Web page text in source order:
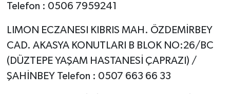
Telefon : 0506 7959241
LIMON ECZANESI KIBRIS MAH. ÖZDEMİRBEY
CAD. AKASYA KONUTLARI B BLOK NO:26/BC
(DÜZTEPE YAŞAM HASTANESİ ÇAPRAZI) /
ŞAHİNBEY Telefon : 0507 663 66 33